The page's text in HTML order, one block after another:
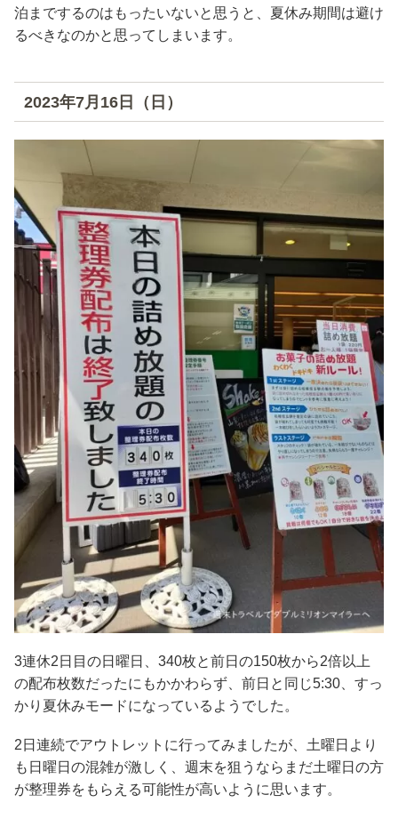
泊までするのはもったいないと思うと、夏休み期間は避け
るべきなのかと思ってしまいます。
2023年7月16日（日）
3連休2日目の日曜日、340枚と前日の150枚から2倍以上
の配布枚数だったにもかかわらず、前日と同じ5:30、すっ
かり夏休みモードになっているようでした。
2日連続でアウトレットに行ってみましたが、土曜日より
も日曜日の混雑が激しく、週末を狙うならまだ土曜日の方
が整理券をもらえる可能性が高いように思います。